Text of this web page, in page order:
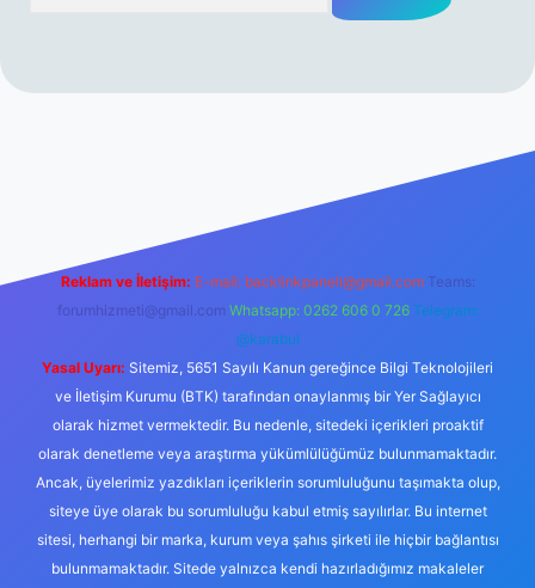
Reklam ve İletişim: E-mail: backlinkpaneli@gmail.com Teams:
forumhizmeti@gmail.com Whatsapp: 0262 606 0 726 Telegram:
@karabul
Yasal Uyarı: Sitemiz, 5651 Sayılı Kanun gereğince Bilgi Teknolojileri
ve İletişim Kurumu (BTK) tarafından onaylanmış bir Yer Sağlayıcı
olarak hizmet vermektedir. Bu nedenle, sitedeki içerikleri proaktif
olarak denetleme veya araştırma yükümlülüğümüz bulunmamaktadır.
Ancak, üyelerimiz yazdıkları içeriklerin sorumluluğunu taşımakta olup,
siteye üye olarak bu sorumluluğu kabul etmiş sayılırlar. Bu internet
sitesi, herhangi bir marka, kurum veya şahıs şirketi ile hiçbir bağlantısı
bulunmamaktadır. Sitede yalnızca kendi hazırladığımız makaleler